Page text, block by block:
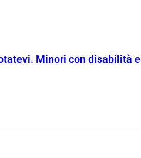
Minori con disabilità e